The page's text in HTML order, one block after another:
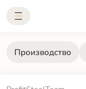
Производство